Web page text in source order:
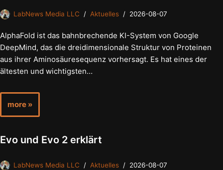
LabNews Media LLC Aktuelles 2026-08-07
AlphaFold ist das bahnbrechende KI-System von Google
DeepMind, das die dreidimensionale Struktur von Proteinen
aus ihrer Aminosäuresequenz vorhersagt. Es hat eines der
ältesten und wichtigsten…
more »
Evo und Evo 2 erklärt
LabNews Media LLC Aktuelles 2026-08-07